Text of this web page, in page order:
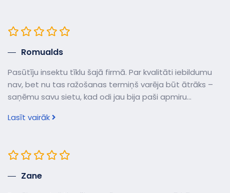
Romualds
Pasūtīju insektu tīklu šajā firmā. Par kvalitāti iebildumu
nav, bet nu tas ražošanas termiņš varēja būt ātrāks –
saņēmu savu sietu, kad odi jau bija paši apmiru...
Lasīt vairāk
Zane